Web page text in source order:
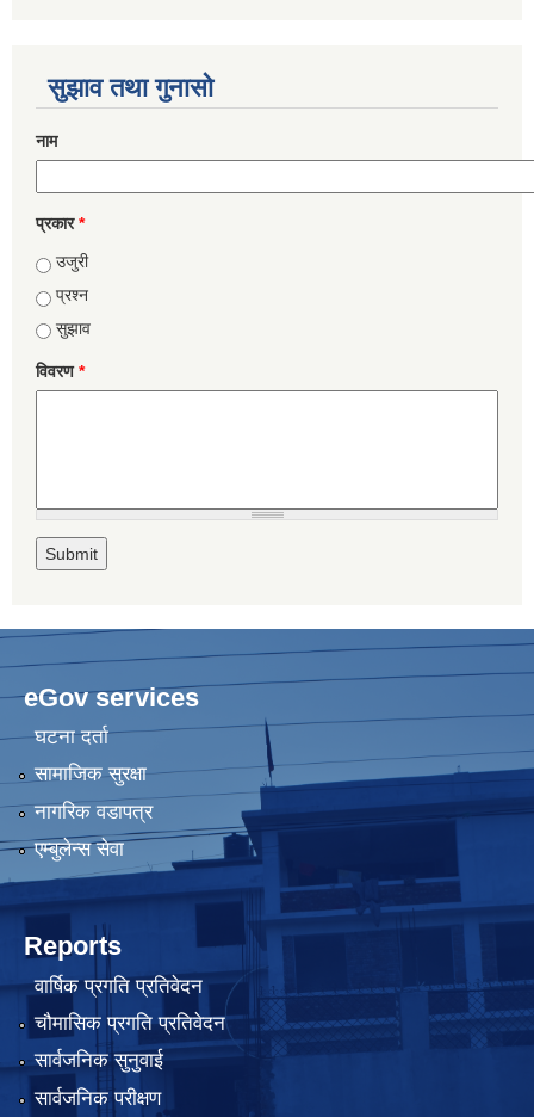
सुझाव तथा गुनासो
नाम
प्रकार*
उजुरी
प्रश्न
सुझाव
विवरण*
eGov services
घटना दर्ता
सामाजिक सुरक्षा
नागरिक वडापत्र
एम्बुलेन्स सेवा
Reports
वार्षिक प्रगति प्रतिवेदन
चौमासिक प्रगति प्रतिवेदन
सार्वजनिक सुनुवाई
सार्वजनिक परीक्षण